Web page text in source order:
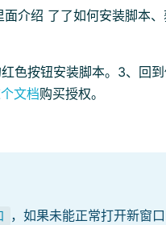
介绍 了了如何安装脚本、
色按钮安装脚本。3、回
文档购买授权。
，如果未能正常打开新窗口